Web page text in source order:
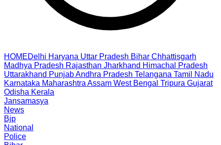
HOMEDelhi Haryana Uttar Pradesh Bihar Chhattisgarh
Madhya Pradesh Rajasthan Jharkhand Himachal Pradesh
Uttarakhand PunjabAndhra Pradesh Telangana Tamil Nadu
Karnataka Maharashtra Assam West Bengal Tripura Gujarat
Odisha Kerala
Jansamasya
News
Bjp
National
Police